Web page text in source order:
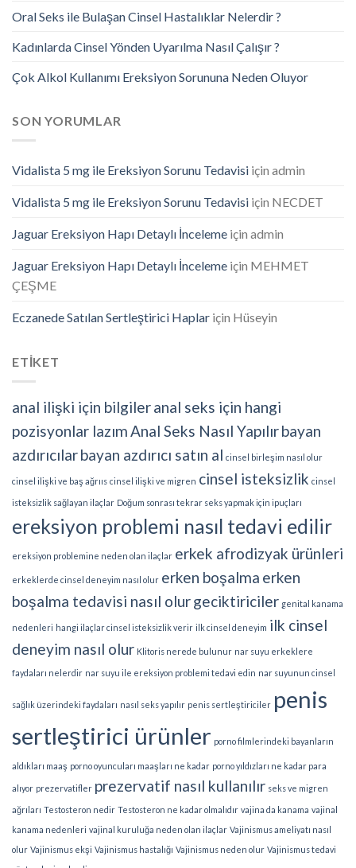
Oral Seks ile Bulaşan Cinsel Hastalıklar Nelerdir ?
Kadınlarda Cinsel Yönden Uyarılma Nasıl Çalışır ?
Çok Alkol Kullanımı Ereksiyon Sorununa Neden Oluyor
SON YORUMLAR
Vidalista 5 mg ile Ereksiyon Sorunu Tedavisi için admin
Vidalista 5 mg ile Ereksiyon Sorunu Tedavisi için NECDET
Jaguar Ereksiyon Hapı Detaylı İnceleme için admin
Jaguar Ereksiyon Hapı Detaylı İnceleme için MEHMET
ÇEŞME
Eczanede Satılan Sertleştirici Haplar için Hüseyin
ETİKET
anal ilişki için bilgileranal seks için hangi
pozisyonlar lazım Anal Seks Nasıl Yapılırbayan
azdırıcılarbayan azdırıcı satın al cinsel birleşim nasıl olur
cinsel ilişki ve baş ağrııs cinsel ilişki ve migren cinsel isteksizlik cinsel
isteksizlik sağlayan ilaçlar Doğum sonrası tekrar seks yapmak için ipuçları
ereksiyon problemi nasıl tedavi edilir
ereksiyon problemine neden olan ilaçlar erkek afrodizyak ürünleri
erkeklerde cinsel deneyim nasıl olur erken boşalma erken
boşalma tedavisi nasıl olurgeciktiriciler genital kanama
nedenleri hangi ilaçlar cinsel isteksizlik verir ilk cinsel deneyim ilk cinsel
deneyim nasıl olur Klitoris nerede bulunur nar suyu erkeklere
faydaları nelerdir nar suyu ile ereksiyon problemi tedavi edin nar suyunun cinsel
sağlık üzerindeki faydaları nasıl seks yapılır penis sertleştiriciler penis
sertleştirici ürünler porno filmlerindeki bayanların
aldıkları maaş porno oyuncuları maaşları ne kadar porno yıldızları ne kadar para
alıyor prezervatifler prezervatif nasıl kullanılır seks ve migren
ağrıları Testosteron nedir Testosteron ne kadar olmalıdır vajina da kanama vajinal
kanama nedenleri vajinal kuruluğa neden olan ilaçlar Vajinismus ameliyatı nasıl
olur Vajinismus ekşi Vajinismus hastalığı Vajinismus neden olur Vajinismus tedavi